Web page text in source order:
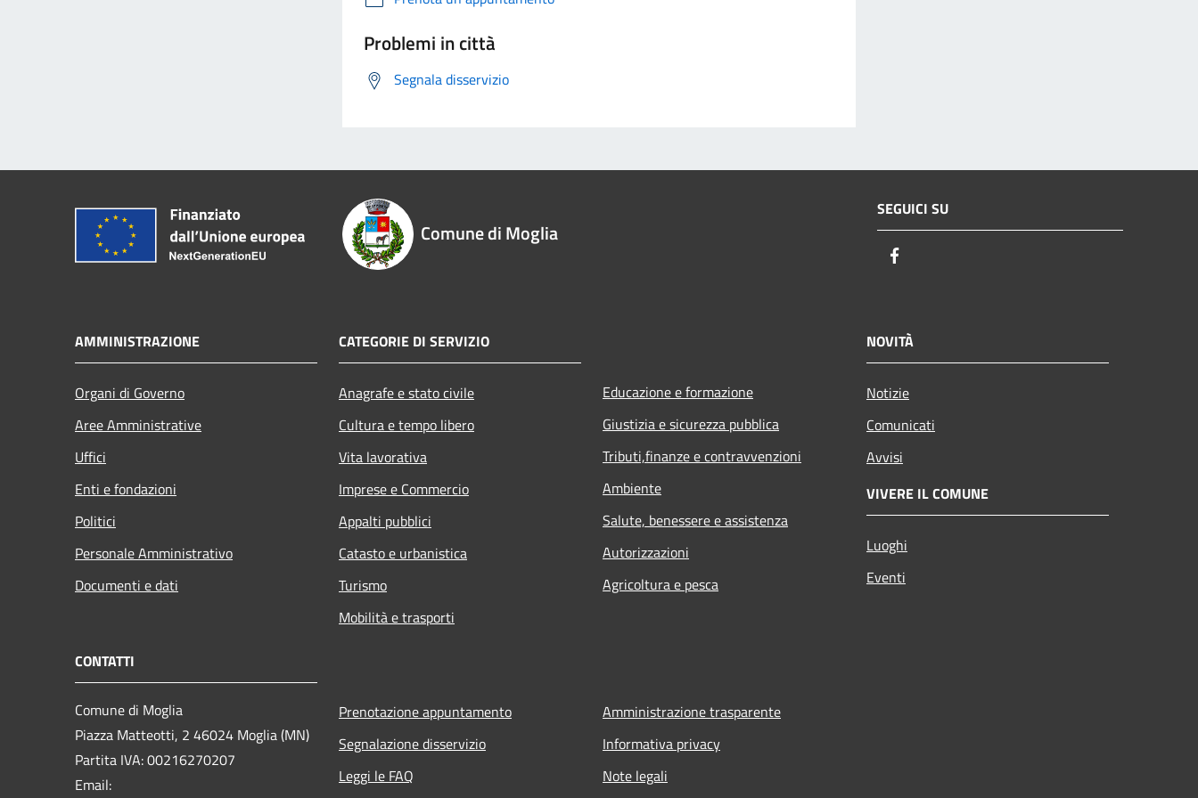
Problemi in città
Segnala disservizio
Comune di Moglia
SEGUICI SU
AMMINISTRAZIONE
Organi di Governo
Aree Amministrative
Uffici
Enti e fondazioni
Politici
Personale Amministrativo
Documenti e dati
CATEGORIE DI SERVIZIO
Anagrafe e stato civile
Cultura e tempo libero
Vita lavorativa
Imprese e Commercio
Appalti pubblici
Catasto e urbanistica
Turismo
Mobilità e trasporti
Educazione e formazione
Giustizia e sicurezza pubblica
Tributi,finanze e contravvenzioni
Ambiente
Salute, benessere e assistenza
Autorizzazioni
Agricoltura e pesca
NOVITÀ
Notizie
Comunicati
Avvisi
VIVERE IL COMUNE
Luoghi
Eventi
CONTATTI
Comune di Moglia
Piazza Matteotti, 2 46024 Moglia (MN)
Partita IVA: 00216270207
Email:
Prenotazione appuntamento
Segnalazione disservizio
Leggi le FAQ
Amministrazione trasparente
Informativa privacy
Note legali